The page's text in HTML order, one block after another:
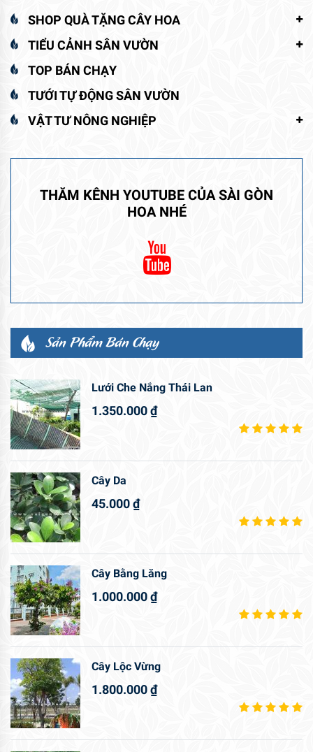
SHOP QUÀ TẶNG CÂY HOA
TIỂU CẢNH SÂN VƯỜN
TOP BÁN CHẠY
TƯỚI TỰ ĐỘNG SÂN VƯỜN
VẬT TƯ NÔNG NGHIỆP
THĂM KÊNH YOUTUBE CỦA SÀI GÒN
HOA NHÉ
Sản Phẩm Bán Chạy
Lưới Che Nắng Thái Lan
1.350.000₫
Cây Da
45.000₫
Cây Bằng Lăng
1.000.000₫
Cây Lộc Vừng
1.800.000₫